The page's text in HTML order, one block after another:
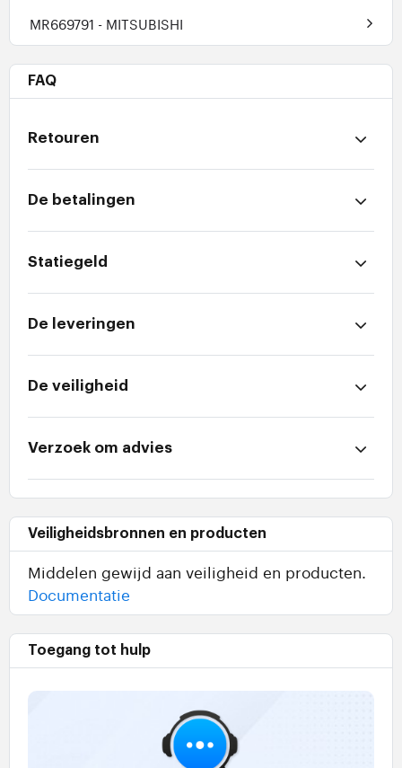
MR669791 - MITSUBISHI
FAQ
Retouren
De betalingen
Statiegeld
De leveringen
De veiligheid
Verzoek om advies
Veiligheidsbronnen en producten
Middelen gewijd aan veiligheid en producten.
Documentatie
Toegang tot hulp